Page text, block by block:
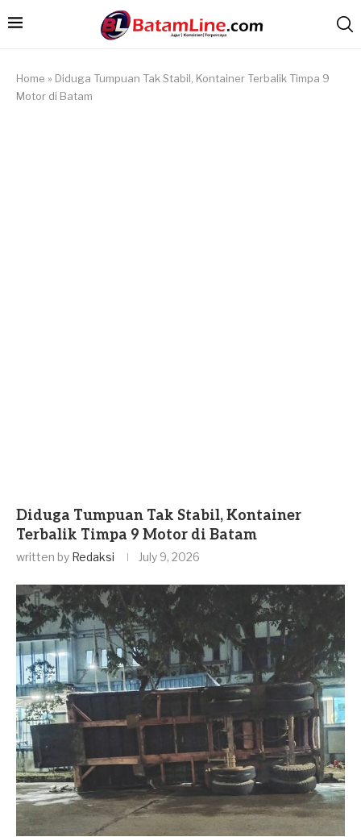
Home » Diduga Tumpuan Tak Stabil, Kontainer Terbalik Timpa 9
Motor di Batam
Diduga Tumpuan Tak Stabil, Kontainer
Terbalik Timpa 9 Motor di Batam
written by Redaksi July 9, 2026